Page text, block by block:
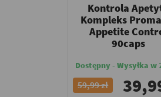
Kontrola
Kompleks
Appetite
90caps
Dostępny - Wysyłka w
59,99 zł